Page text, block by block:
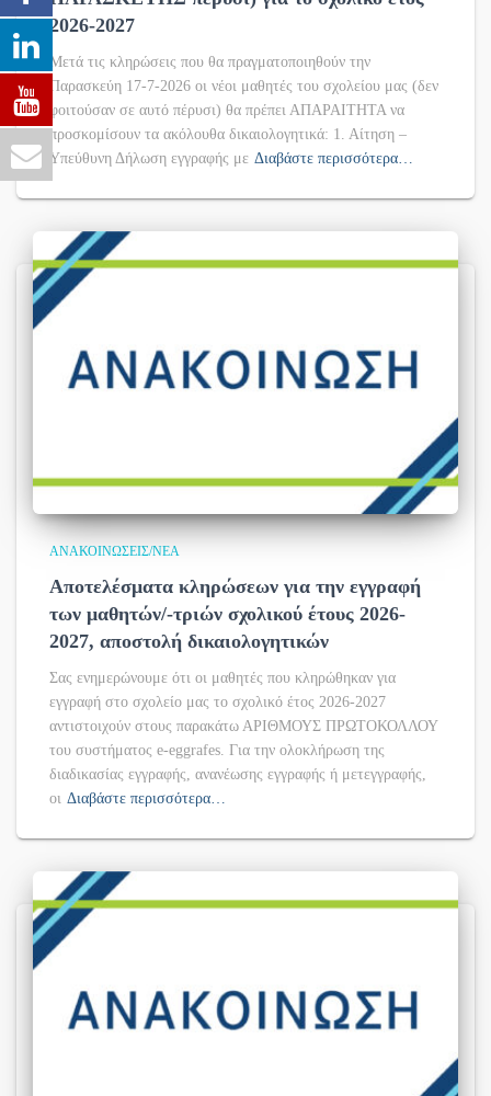
2026-2027
Μετά τις κληρώσεις που θα πραγματοποιηθούν την
Παρασκεύη 17-7-2026 οι νέοι μαθητές του σχολείου μας (δεν
φοιτούσαν σε αυτό πέρυσι) θα πρέπει ΑΠΑΡΑΙΤΗΤΑ να
προσκομίσουν τα ακόλουθα δικαιολογητικά: 1. Αίτηση –
Υπεύθυνη Δήλωση εγγραφής με Διαβάστε περισσότερα…
ΑΝΑΚΟΙΝΏΣΕΙΣ/ΝΈΑ
Αποτελέσματα κληρώσεων για την εγγραφή
των μαθητών/-τριών σχολικού έτους 2026-
2027, αποστολή δικαιολογητικών
Σας ενημερώνουμε ότι οι μαθητές που κληρώθηκαν για
εγγραφή στο σχολείο μας το σχολικό έτος 2026-2027
αντιστοιχούν στους παρακάτω ΑΡΙΘΜΟΥΣ ΠΡΩΤΟΚΟΛΛΟΥ
του συστήματος e-eggrafes. Για την ολοκλήρωση της
διαδικασίας εγγραφής, ανανέωσης εγγραφής ή μετεγγραφής,
οι Διαβάστε περισσότερα…